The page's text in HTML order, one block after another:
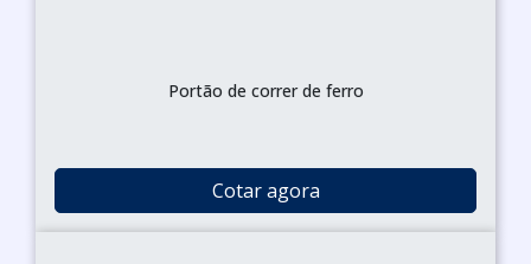
Portão de correr de ferro
Cotar agora